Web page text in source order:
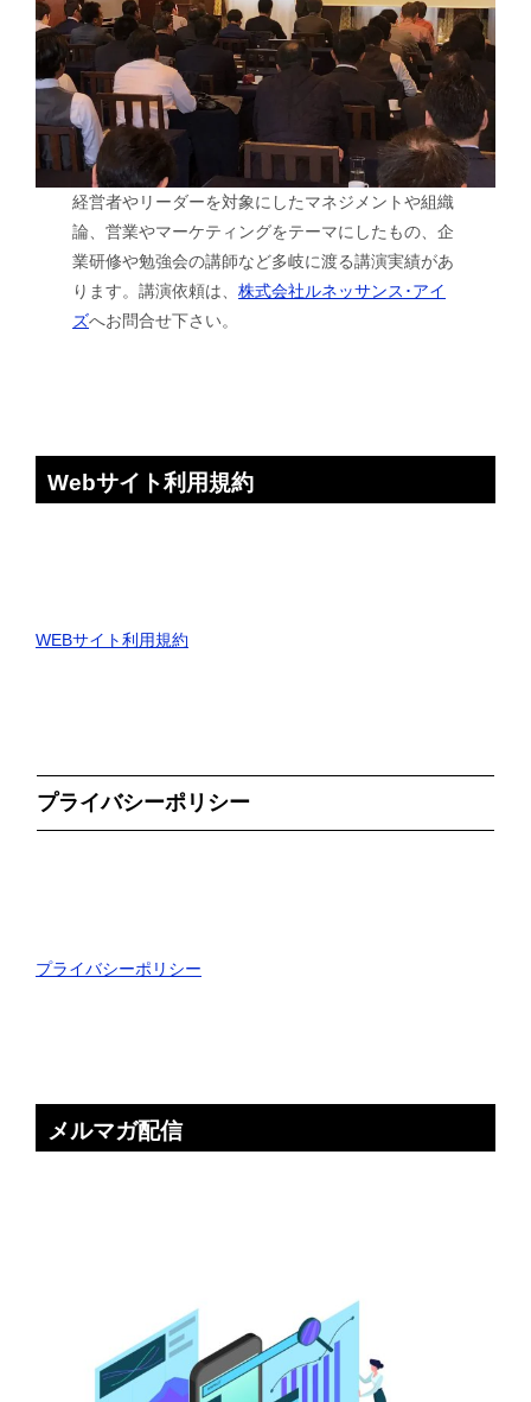
経営者やリーダーを対象にしたマネジメントや組織
論、営業やマーケティングをテーマにしたもの、企
業研修や勉強会の講師など多岐に渡る講演実績があ
ります。講演依頼は、株式会社ルネッサンス･アイ
ズへお問合せ下さい。
Webサイト利用規約
WEBサイト利用規約
プライバシーポリシー
プライバシーポリシー
メルマガ配信